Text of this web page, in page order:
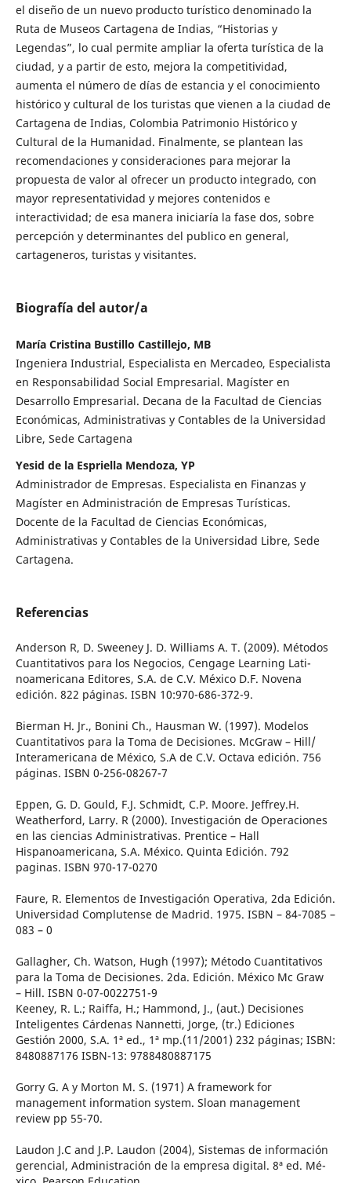
el diseño de un nuevo producto turístico denominado la
Ruta de Museos Cartagena de Indias, “Historias y
Legendas”, lo cual permite ampliar la oferta turística de la
ciudad, y a partir de esto, mejora la competitividad,
aumenta el número de días de estancia y el conocimiento
histórico y cultural de los turistas que vienen a la ciudad de
Cartagena de Indias, Colombia Patrimonio Histórico y
Cultural de la Humanidad. Finalmente, se plantean las
recomendaciones y consideraciones para mejorar la
propuesta de valor al ofrecer un producto integrado, con
mayor representatividad y mejores contenidos e
interactividad; de esa manera iniciaría la fase dos, sobre
percepción y determinantes del publico en general,
cartageneros, turistas y visitantes.
Biografía del autor/a
María Cristina Bustillo Castillejo, MB
Ingeniera Industrial, Especialista en Mercadeo, Especialista
en Responsabilidad Social Empresarial. Magíster en
Desarrollo Empresarial. Decana de la Facultad de Ciencias
Económicas, Administrativas y Contables de la Universidad
Libre, Sede Cartagena
Yesid de la Espriella Mendoza, YP
Administrador de Empresas. Especialista en Finanzas y
Magíster en Administración de Empresas Turísticas.
Docente de la Facultad de Ciencias Económicas,
Administrativas y Contables de la Universidad Libre, Sede
Cartagena.
Referencias
Anderson R, D. Sweeney J. D. Williams A. T. (2009). Métodos
Cuantitativos para los Negocios, Cengage Learning Lati-
noamericana Editores, S.A. de C.V. México D.F. Novena
edición. 822 páginas. ISBN 10:970-686-372-9.
Bierman H. Jr., Bonini Ch., Hausman W. (1997). Modelos
Cuantitativos para la Toma de Decisiones. McGraw – Hill/
Interamericana de México, S.A de C.V. Octava edición. 756
páginas. ISBN 0-256-08267-7
Eppen, G. D. Gould, F.J. Schmidt, C.P. Moore. Jeffrey.H.
Weatherford, Larry. R (2000). Investigación de Operaciones
en las ciencias Administrativas. Prentice – Hall
Hispanoamericana, S.A. México. Quinta Edición. 792
paginas. ISBN 970-17-0270
Faure, R. Elementos de Investigación Operativa, 2da Edición.
Universidad Complutense de Madrid. 1975. ISBN – 84-7085 –
083 – 0
Gallagher, Ch. Watson, Hugh (1997); Método Cuantitativos
para la Toma de Decisiones. 2da. Edición. México Mc Graw
– Hill. ISBN 0-07-0022751-9
Keeney, R. L.; Raiffa, H.; Hammond, J., (aut.) Decisiones
Inteligentes Cárdenas Nannetti, Jorge, (tr.) Ediciones
Gestión 2000, S.A. 1ª ed., 1ª mp.(11/2001) 232 páginas; ISBN:
8480887176 ISBN-13: 9788480887175
Gorry G. A y Morton M. S. (1971) A framework for
management information system. Sloan management
review pp 55-70.
Laudon J.C and J.P. Laudon (2004), Sistemas de información
gerencial, Administración de la empresa digital. 8ª ed. Mé-